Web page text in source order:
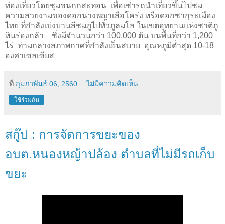
ท่องเที่ยวโดยชุมชนกกสะทอน เพื่อเช่ารถนำเที่ยวขึ้นไปชม
ความสวยงามของดอกนางพญาเสือโคร่ง หรือดอกซากุระเมือง
ไทย ที่กำลังเบ่งบานสีชมภูไปทั่วภูลมโล ในเขตอุทยานแห่งชาติภู
หินร่องกล้า
ซึ่งมีจำนวนกว่า 100,000 ต้น บนพื้นที่กว่า 1,200
ไร่ ท่ามกลางสภาพกาศที่กำลังเย็นสบาย อุณหภูมิต่ำสุด 10-18
องศาเซลเซียส
ที่ กุมภาพันธ์ 06, 2560 ไม่มีความคิดเห็น:
ใช้ร่วมกัน
สกู๊ป : การจัดการขยะของ
อบต.หนองหญ้าปล้อง ตำบลที่ไม่มีรถเก็บ
ขยะ